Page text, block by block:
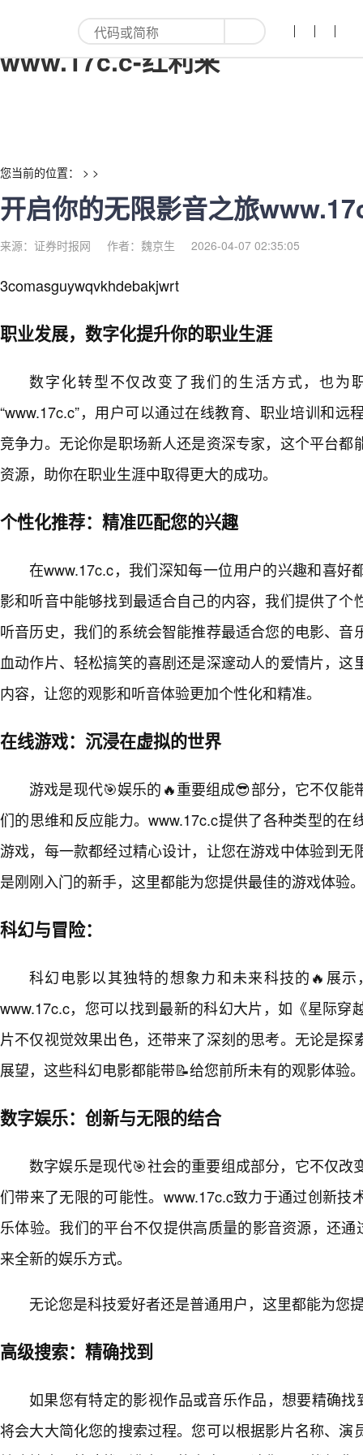
开启你的无限影音之旅
www.17c.c-红利来
您当前的位置： > >
开启你的无限影音之旅
来源：证券时报网 作者：魏京生 2026-04-07 02:35:05
3comasguywqvkhdebakjwrt
职业发展，数字化提升你的职业生涯
数字化转型不仅改变了我们的生活方式，也为
“www.17c.c”，用户可以通过在线教育、职业培训和远
竞争力。无论你是职场新人还是资深专家，这个平台都
资源，助你在职业生涯中取得更大的成功。
个性化推荐：精准匹配您的兴趣
在www.17c.c，我们深知每一位用户的兴趣和喜好
影和听音中能够找到最适合自己的内容，我们提供了个
听音历史，我们的系统会智能推荐最适合您的电影、音
血动作片、轻松搞笑的喜剧还是深邃动人的爱情片，这
内容，让您的观影和听音体验更加个性化和精准。
在线游戏：沉浸在虚拟的世界
游戏是现代🎯娱乐的🔥重要组成😎部分，它不仅能
们的思维和反应能力。www.17c.c提供了各种类型的在
游戏，每一款都经过精心设计，让您在游戏中体验到无
是刚刚入门的新手，这里都能为您提供最佳的游戏体验
科幻与冒险：
科幻电影以其独特的想象力和未来科技的🔥展
www.17c.c，您可以找到最新的科幻大片，如《星际穿
片不仅视觉效果出色，还带来了深刻的思考。无论是探
展望，这些科幻电影都能带📝给您前所未有的观影体验
数字娱乐：创新与无限的结合
数字娱乐是现代🎯社会的重要组成部分，它不仅改
们带来了无限的可能性。www.17c.c致力于通过创新技
乐体验。我们的平台不仅提供高质量的影音资源，还
来全新的娱乐方式。
无论您是科技爱好者还是普通用户，这里都能为您
高级搜索：精确找到
如果您有特定的影视作品或音乐作品，想要精确
将会大大简化您的搜索过程。您可以根据影片名称、演